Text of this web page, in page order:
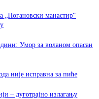
„Погановски манастир“
Умор за воланом опасан
није исправна за пиће
– дуготрајно излагању